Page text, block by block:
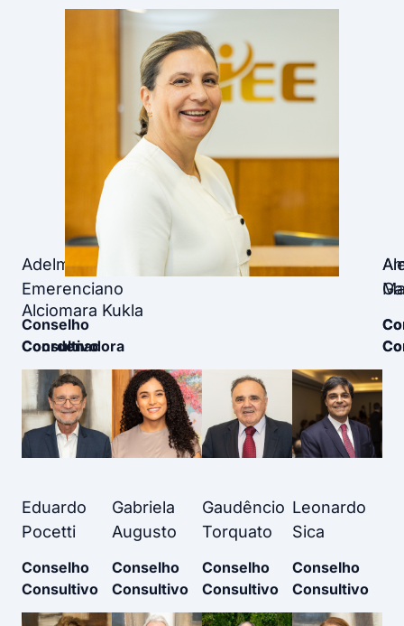
Adelmo
Emerenciano
Conselho
Consultivo
Alciomara Kukla
Coordenadora
Eduardo
Pocetti
Conselho
Consultivo
Gabriela
Augusto
Conselho
Consultivo
Gaudêncio
Torquato
Conselho
Consultivo
Leonardo
Sica
Conselho
Consultivo